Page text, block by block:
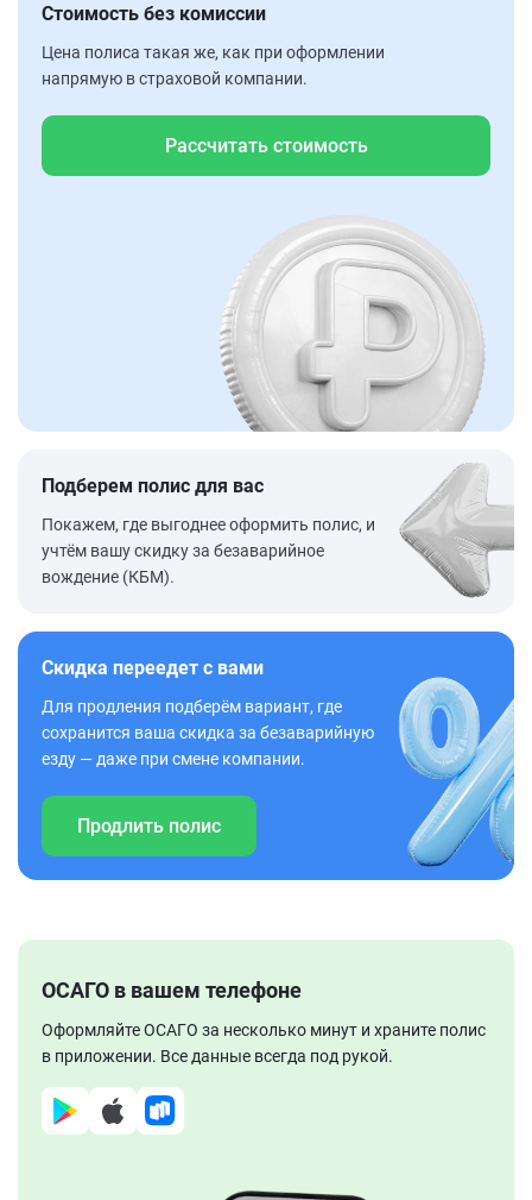
Стоимость без комиссии
Цена полиса такая же, как при оформлении
напрямую в страховой компании.
Рассчитать стоимость
Подберем полис для вас
Покажем, где выгоднее оформить полис, и
учтём вашу скидку за безаварийное
вождение (КБМ).
Скидка переедет с вами
Для продления подберём вариант, где
сохранится ваша скидка за безаварийную
езду — даже при смене компании.
Продлить полис
ОСАГО в вашем телефоне
Оформляйте ОСАГО за несколько минут и храните полис
в приложении. Все данные всегда под рукой.